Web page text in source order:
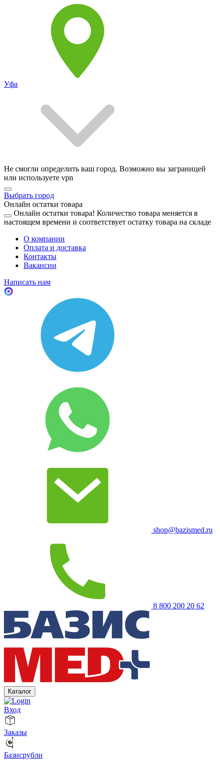
Уфа
Не смогли определить ваш город. Возможно вы заграницей
или используете vpn
Выбрать город
Онлайн остатки товара
Онлайн остатки товара! Количество товара меняется в
настоящем времени и соответствует остатку товара на складе
О компании
Оплата и доставка
Контакты
Вакансии
Написать нам
shop@bazismed.ru
8 800 200 20 62
Каталог
Вход
Заказы
Базисрубли